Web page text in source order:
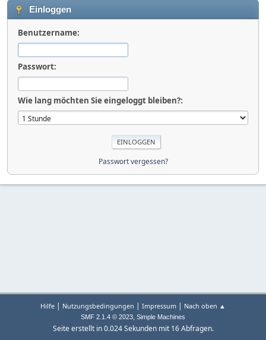
Einloggen
Benutzername:
Passwort:
Wie lang möchten Sie eingeloggt bleiben?:
Passwort vergessen?
Hilfe | Nutzungsbedingungen | Impressum | Nach oben ▲
SMF 2.1.4 © 2023, Simple Machines
Seite erstellt in 0.024 Sekunden mit 16 Abfragen.